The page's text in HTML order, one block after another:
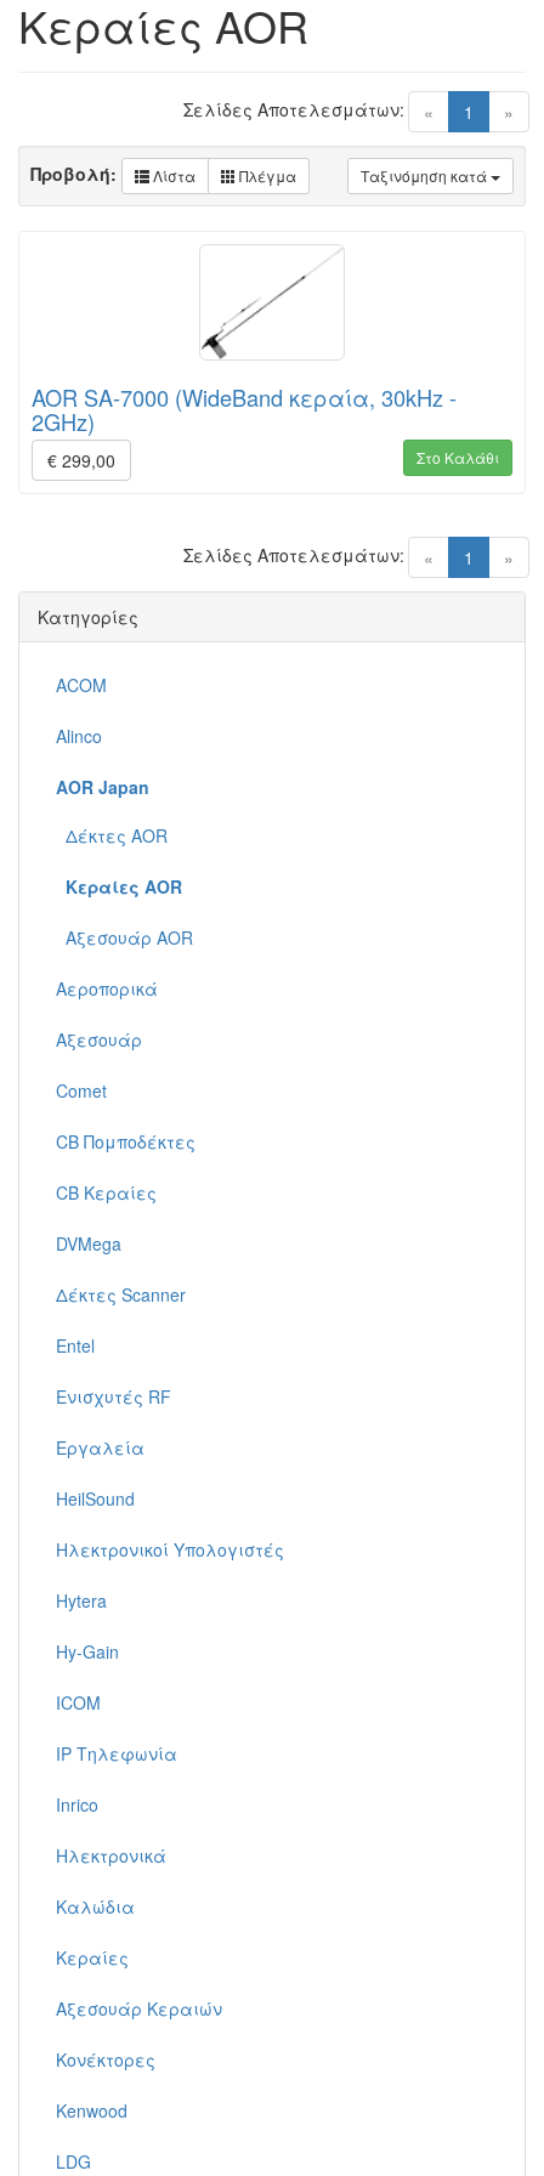
Κεραίες AOR
« 1 (current)
»
Σελίδες Αποτελεσμάτων:
Ταξινόμηση κατά
Προβολή: Λίστα Πλέγμα
AOR SA-7000 (WideBand κεραία, 30kHz -
2GHz)
€ 299,00 Στο Καλάθι
« 1 (current)
»
Σελίδες Αποτελεσμάτων:
Κατηγορίες
ACOM
Alinco
AOR Japan
Δέκτες AOR
Κεραίες AOR
Αξεσουάρ AOR
Αεροπορικά
Αξεσουάρ
Comet
CB Πομποδέκτες
CB Κεραίες
DVMega
Δέκτες Scanner
Entel
Ενισχυτές RF
Εργαλεία
HeilSound
Ηλεκτρονικοί Υπολογιστές
Hytera
Hy-Gain
ICOM
IP Τηλεφωνία
Inrico
Ηλεκτρονικά
Καλώδια
Κεραίες
Αξεσουάρ Κεραιών
Κονέκτορες
Kenwood
LDG